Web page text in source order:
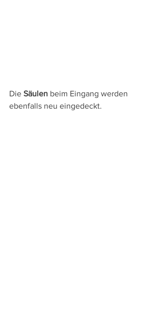
Die Säulen beim Eingang werden
ebenfalls neu eingedeckt.